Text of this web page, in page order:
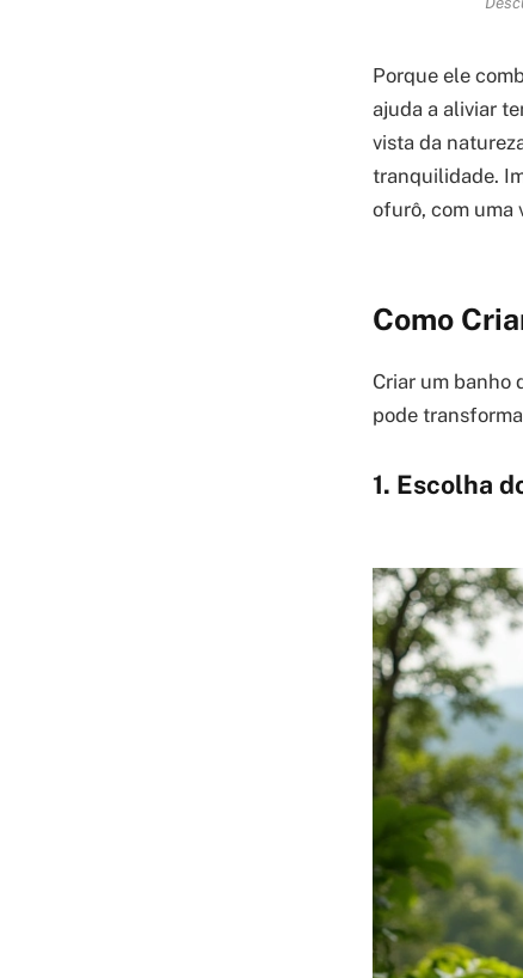
Porque ele
ajuda a aliviar
vista da
tranquilidade.
ofurô, com uma
Como
Criar um banho
pode
1. Escolha